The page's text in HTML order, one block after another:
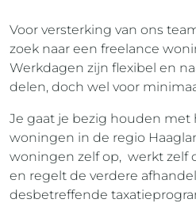
Voor versterking van ons
zoek naar een freelance
Werkdagen zijn flexibel en
delen, doch wel voor
Je gaat je bezig houden met
woningen in de regio
woningen zelf op, werkt zelf
en regelt de verdere
desbetreffende